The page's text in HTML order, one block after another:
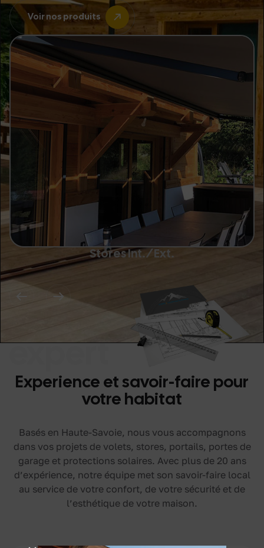
Voir nos produits
Stores Int./ext.
expert
Experienceet savoir-fairepour
votre habitat
Basés en Haute-Savoie, nous vous accompagnons
dans vos projets de volets, stores, portails, portes de
garage et protections solaires. Avec plus de 20 ans
d’expérience, notre équipe met son savoir-faire local
au service de votre confort, de votre sécurité et de
l’esthétique de votre maison.